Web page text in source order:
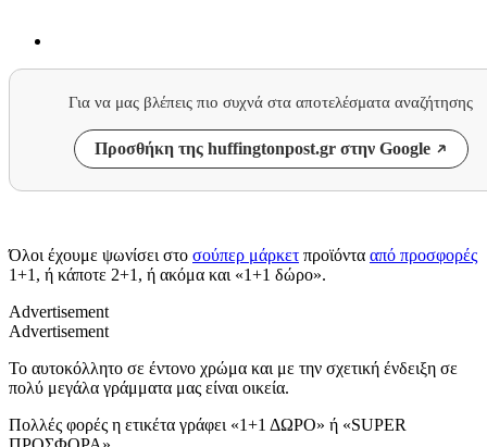
Για να μας βλέπεις πιο συχνά στα αποτελέσματα αναζήτησης
Προσθήκη της huffingtonpost.gr στην Google
Όλοι έχουμε ψωνίσει στο σούπερ μάρκετ προϊόντα από προσφορές
1+1, ή κάποτε 2+1, ή ακόμα και «1+1 δώρο».
Advertisement
Advertisement
Το αυτοκόλλητο σε έντονο χρώμα και με την σχετική ένδειξη σε
πολύ μεγάλα γράμματα μας είναι οικεία.
Πολλές φορές η ετικέτα γράφει «1+1 ΔΩΡΟ» ή «SUPER